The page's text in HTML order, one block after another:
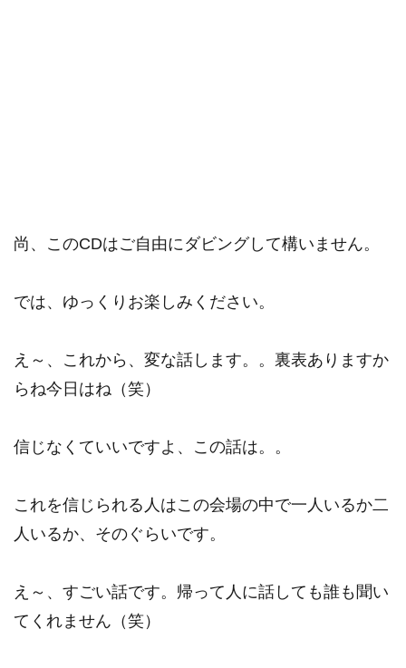
尚、このCDはご自由にダビングして構いません。
では、ゆっくりお楽しみください。
え～、これから、変な話します。。裏表ありますか
らね今日はね（笑）
信じなくていいですよ、この話は。。
これを信じられる人はこの会場の中で一人いるか二
人いるか、そのぐらいです。
え～、すごい話です。帰って人に話しても誰も聞い
てくれません（笑）